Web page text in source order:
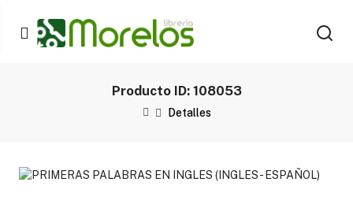
Producto ID: 108053
Detalles